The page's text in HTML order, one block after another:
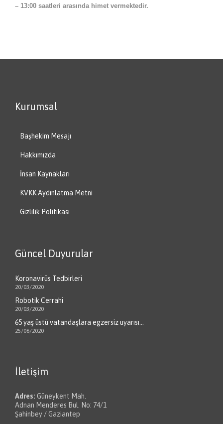
– 13:00 saatleri arasında himet vermektedir.
Kurumsal
Başhekim Mesajı
Hakkımızda
İnsan Kaynakları
KVKK Aydınlatma Metni
Gizlilik Politikası
Güncel Duyurular
Koronavirüs Tedbirleri
20/03/2020
Robotik Cerrahi
20/03/2020
65 yaş üstü vatandaşlara egzersiz uyarısı…
25/06/2020
İletişim
Adres: Güneykent Mah.
Adnan Menderes Bul. No: 74/1
Şahinbey / Gaziantep